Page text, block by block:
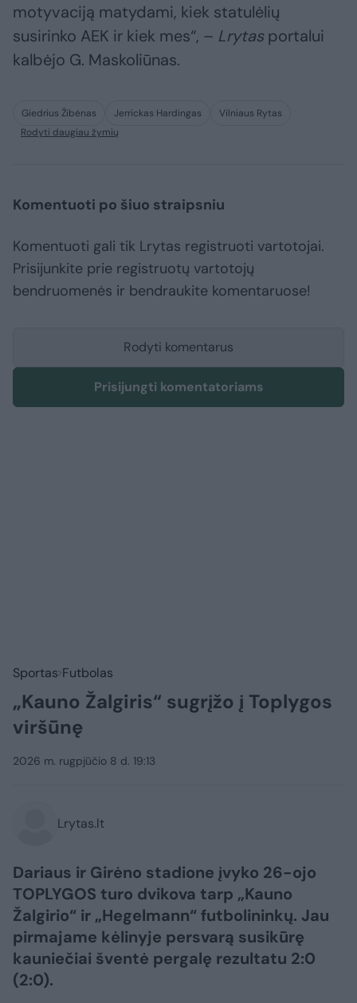
motyvaciją matydami, kiek statulėlių
susirinko AEK ir kiek mes“, – Lrytasportalui
kalbėjo G. Maskoliūnas.
Giedrius Žibėnas Jerrickas Hardingas
Vilniaus Rytas
Rodyti daugiau žymių
Komentuoti po šiuo straipsniu
Komentuoti gali tik Lrytas registruoti vartotojai.
Prisijunkite prie registruotų vartotojų
bendruomenės ir bendraukite komentaruose!
Rodyti komentarus
Prisijungti komentatoriams
Sportas Futbolas
„Kauno Žalgiris“ sugrįžo į Toplygos
viršūnę
2026 m. rugpjūčio 8 d. 19:13
Lrytas.lt
Dariaus ir Girėno stadione įvyko 26-ojo
TOPLYGOS turo dvikova tarp „Kauno
Žalgirio“ ir „Hegelmann“ futbolininkų. Jau
pirmajame kėlinyje persvarą susikūrę
kauniečiai šventė pergalę rezultatu 2:0
(2:0).